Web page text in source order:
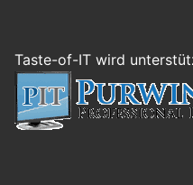
Taste-of-IT wird